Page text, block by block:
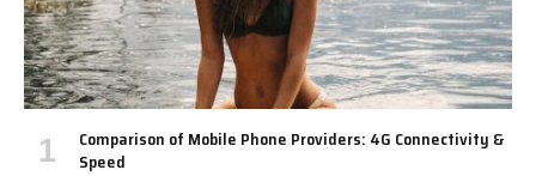
Comparison of Mobile Phone Providers: 4G Connectivity &
Speed